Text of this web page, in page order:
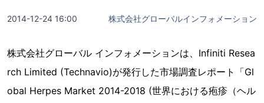
2014-12-24 16:00 株式会社グローバルインフォメーション
株式会社グローバル インフォメーションは、Infiniti Resea
rch Limited (Technavio)が発行した市場調査レポート「Gl
obal Herpes Market 2014-2018 (世界における疱疹（ヘル